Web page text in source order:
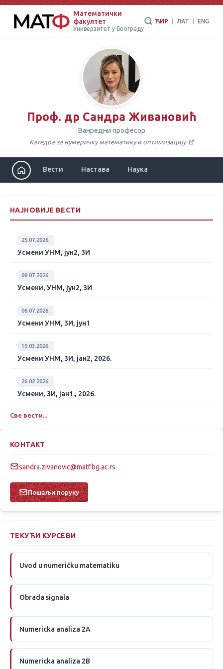
Математички
факултет
Универзитет у Београду
ЋИР ЛАТ ENG
Проф. др Сандра Живановић
Ванредни професор
Катедра за нумеричку математику и оптимизацију
Вести Настава Наука
НАЈНОВИЈЕ ВЕСТИ
25.07.2026.
Усмени УНМ, јун2, 3И
08.07.2026.
Усмени, УНМ, јун2, 3И
06.07.2026.
Усмени УНМ, 3И, јун1
15.03.2026.
Усмени УНМ, 3И, јан2, 2026.
26.02.2026.
Усмени, 3И, јан1., 2026.
Све вести...
КОНТАКТ
sandra.zivanovic@matf.bg.ac.rs
Пошаљи поруку
ТЕКУЋИ КУРСЕВИ
Uvod u numeričku matematiku
Obrada signala
Numericka analiza 2A
Numericka analiza 2B